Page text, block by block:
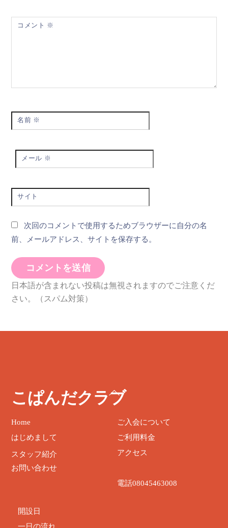
コメント ※
名前 ※
メール ※
サイト
次回のコメントで使用するためブラウザーに自分の名
前、メールアドレス、サイトを保存する。
日本語が含まれない投稿は無視されますのでご注意くだ
さい。（スパム対策）
ト
ッ
に
戻
る
こぱんだクラブ
Home
はじめまして
スタッフ紹介
お問い合わせ
ご入会について
ご利用料金
アクセス
電話08045463008
開設日
一日の流れ